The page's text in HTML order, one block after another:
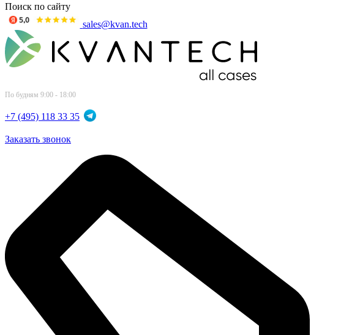
Поиск по сайту
sales@kvan.tech
По будням 9:00 - 18:00
+7 (495) 118 33 35
Заказать звонок